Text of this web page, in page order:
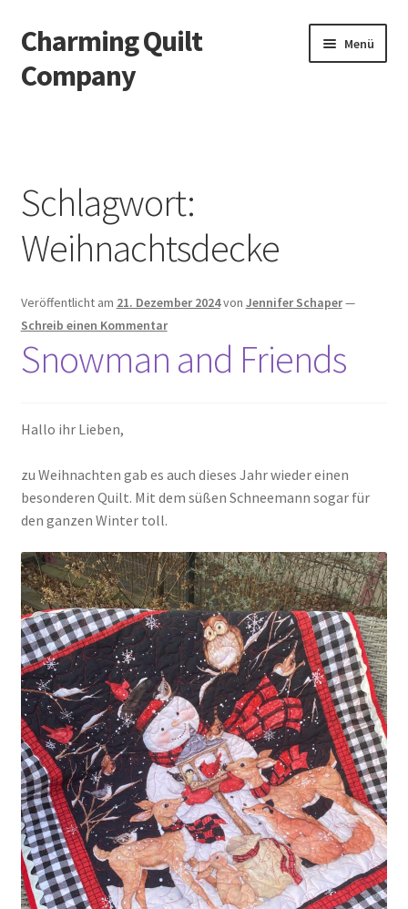
Zur
Navigation
springen
Zum
Inhalt
springen
Charming Quilt
Company
Menü
Blog
Datenschutzbelehrung
Datenschutzerklärung
Impressum
Mein Konto
Shop
Versandarten
Warenkorb
Widerrufsbelehrung
Zahlungsarten
Schlagwort:
Weihnachtsdecke
Veröffentlicht am 21. Dezember 2024von Jennifer Schaper—
Schreib einen Kommentar
Snowman and Friends
Hallo ihr Lieben,
zu Weihnachten gab es auch dieses Jahr wieder einen
besonderen Quilt. Mit dem süßen Schneemann sogar für
den ganzen Winter toll.